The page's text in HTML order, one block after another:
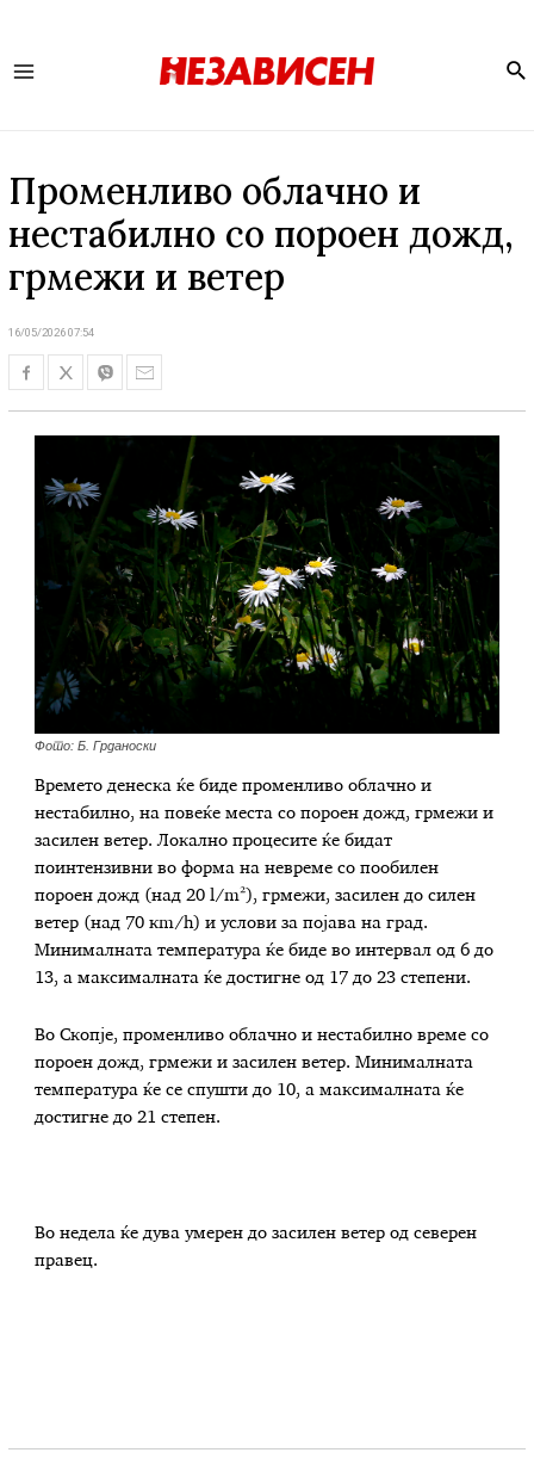
Променливо облачно и
нестабилно со пороен дожд,
грмежи и ветер
16/05/2026 07:54
Фото: Б. Грданоски
Времето денеска ќе биде променливо облачно и
нестабилно, на повеќе места со пороен дожд, грмежи и
засилен ветер. Локално процесите ќе бидат
поинтензивни во форма на невреме со пообилен
пороен дожд (над 20 l/m²), грмежи, засилен до силен
ветер (над 70 кm/h) и услови за појава на град.
Минималната температура ќе биде во интервал од 6 до
13, а максималната ќе достигне од 17 до 23 степени.
Во Скопје, променливо облачно и нестабилно време со
пороен дожд, грмежи и засилен ветер. Минималната
температура ќе се спушти до 10, а максималната ќе
достигне до 21 степен.
Во недела ќе дува умерен до засилен ветер од северен
правец.